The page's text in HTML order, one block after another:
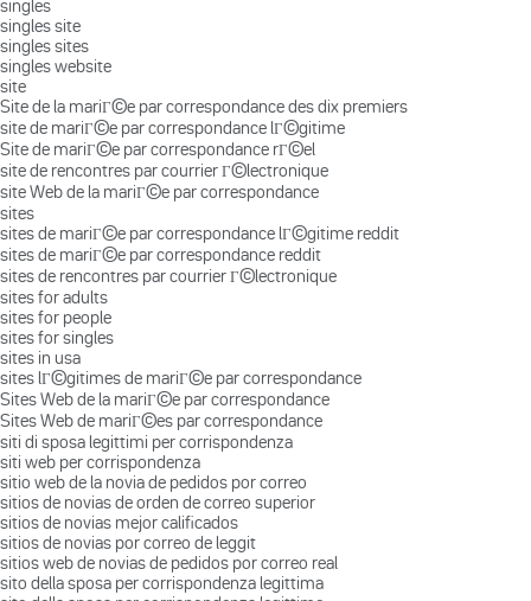
singles
singles site
singles sites
singles website
site
Site de la mariГ©e par correspondance des dix premiers
site de mariГ©e par correspondance lГ©gitime
Site de mariГ©e par correspondance rГ©el
site de rencontres par courrier Г©lectronique
site Web de la mariГ©e par correspondance
sites
sites de mariГ©e par correspondance lГ©gitime reddit
sites de mariГ©e par correspondance reddit
sites de rencontres par courrier Г©lectronique
sites for adults
sites for people
sites for singles
sites in usa
sites lГ©gitimes de mariГ©e par correspondance
Sites Web de la mariГ©e par correspondance
Sites Web de mariГ©es par correspondance
siti di sposa legittimi per corrispondenza
siti web per corrispondenza
sitio web de la novia de pedidos por correo
sitios de novias de orden de correo superior
sitios de novias mejor calificados
sitios de novias por correo de leggit
sitios web de novias de pedidos por correo real
sito della sposa per corrispondenza legittima